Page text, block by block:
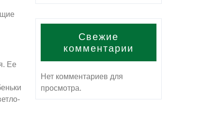
Ее
Свежие
комментарии
Нет комментариев для
просмотра.